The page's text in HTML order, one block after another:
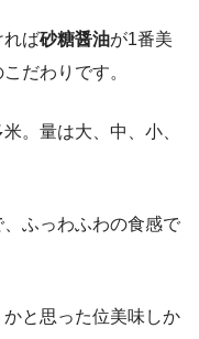
れば砂糖醤油が1番美
だわりです。
。量は大、中、小、
ふっわふわの食感で
と思った位美味しか